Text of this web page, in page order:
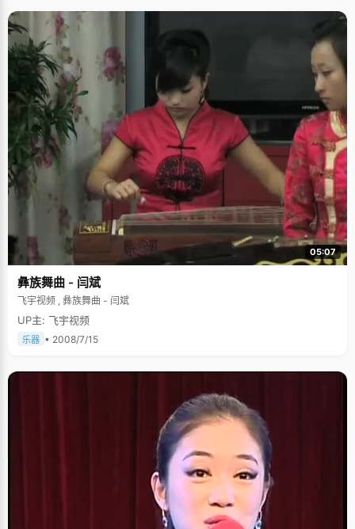
05:07
彝族舞曲 - 闫斌
飞宇视频 , 彝族舞曲 - 闫斌
UP主: 飞宇视频
乐器 • 2008/7/15